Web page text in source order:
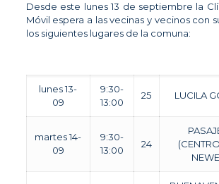
Desde este lunes 13 de septiembre la
Móvil espera a las vecinas y vecinos con
los siguientes lugares de la comuna:
lunes 13-
09
9:30-
13:00
25 LUCILA
martes 14-
09
9:30-
13:00
24